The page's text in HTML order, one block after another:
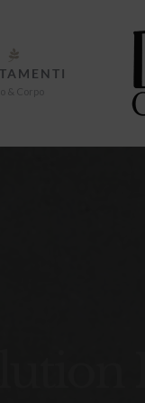
& Corpo